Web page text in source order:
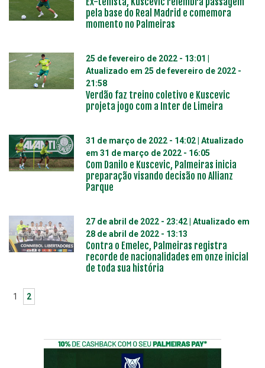
pela base do Real Madrid e comemora
momento no Palmeiras
25 de fevereiro de 2022 - 13:01
Atualizado em 25 de fevereiro de 2022 -
21:58
Verdão faz treino coletivo e Kuscevic
projeta jogo com a Inter de Limeira
31 de março de 2022 - 14:02 | Atualizado
em 31 de março de 2022 - 16:05
Com Danilo e Kuscevic, Palmeiras inicia
preparação visando decisão no Allianz
Parque
27 de abril de 2022 - 23:42 | Atualizado em
28 de abril de 2022 - 13:13
Contra o Emelec, Palmeiras registra
recorde de nacionalidades em onze inicial
de toda sua história
1 2